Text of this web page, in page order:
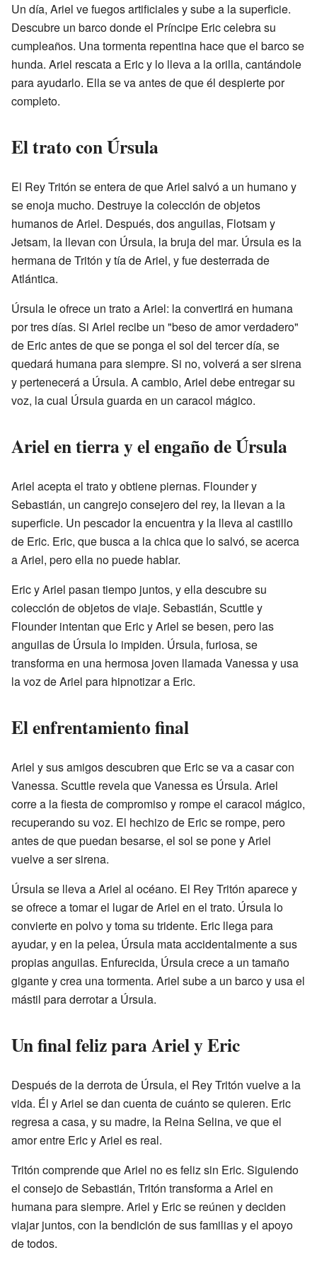
Un día, Ariel ve fuegos artificiales y sube a la superficie.
Descubre un barco donde el Príncipe Eric celebra su
cumpleaños. Una tormenta repentina hace que el barco se
hunda. Ariel rescata a Eric y lo lleva a la orilla, cantándole
para ayudarlo. Ella se va antes de que él despierte por
completo.
El trato con Úrsula
El Rey Tritón se entera de que Ariel salvó a un humano y
se enoja mucho. Destruye la colección de objetos
humanos de Ariel. Después, dos anguilas, Flotsam y
Jetsam, la llevan con Úrsula, la bruja del mar. Úrsula es la
hermana de Tritón y tía de Ariel, y fue desterrada de
Atlántica.
Úrsula le ofrece un trato a Ariel: la convertirá en humana
por tres días. Si Ariel recibe un "beso de amor verdadero"
de Eric antes de que se ponga el sol del tercer día, se
quedará humana para siempre. Si no, volverá a ser sirena
y pertenecerá a Úrsula. A cambio, Ariel debe entregar su
voz, la cual Úrsula guarda en un caracol mágico.
Ariel en tierra y el engaño de Úrsula
Ariel acepta el trato y obtiene piernas. Flounder y
Sebastián, un cangrejo consejero del rey, la llevan a la
superficie. Un pescador la encuentra y la lleva al castillo
de Eric. Eric, que busca a la chica que lo salvó, se acerca
a Ariel, pero ella no puede hablar.
Eric y Ariel pasan tiempo juntos, y ella descubre su
colección de objetos de viaje. Sebastián, Scuttle y
Flounder intentan que Eric y Ariel se besen, pero las
anguilas de Úrsula lo impiden. Úrsula, furiosa, se
transforma en una hermosa joven llamada Vanessa y usa
la voz de Ariel para hipnotizar a Eric.
El enfrentamiento final
Ariel y sus amigos descubren que Eric se va a casar con
Vanessa. Scuttle revela que Vanessa es Úrsula. Ariel
corre a la fiesta de compromiso y rompe el caracol mágico,
recuperando su voz. El hechizo de Eric se rompe, pero
antes de que puedan besarse, el sol se pone y Ariel
vuelve a ser sirena.
Úrsula se lleva a Ariel al océano. El Rey Tritón aparece y
se ofrece a tomar el lugar de Ariel en el trato. Úrsula lo
convierte en polvo y toma su tridente. Eric llega para
ayudar, y en la pelea, Úrsula mata accidentalmente a sus
propias anguilas. Enfurecida, Úrsula crece a un tamaño
gigante y crea una tormenta. Ariel sube a un barco y usa el
mástil para derrotar a Úrsula.
Un final feliz para Ariel y Eric
Después de la derrota de Úrsula, el Rey Tritón vuelve a la
vida. Él y Ariel se dan cuenta de cuánto se quieren. Eric
regresa a casa, y su madre, la Reina Selina, ve que el
amor entre Eric y Ariel es real.
Tritón comprende que Ariel no es feliz sin Eric. Siguiendo
el consejo de Sebastián, Tritón transforma a Ariel en
humana para siempre. Ariel y Eric se reúnen y deciden
viajar juntos, con la bendición de sus familias y el apoyo
de todos.